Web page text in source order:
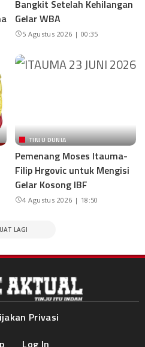
Bangkit Setelah Kehilangan
Gelar WBA
5 Agustus 2026 | 00:35
TINJU DUNIA
Pemenang Moses Itauma-
Filip Hrgovic untuk Mengisi
Gelar Kosong IBF
4 Agustus 2026 | 18:50
LAGI
Privasi
Log In